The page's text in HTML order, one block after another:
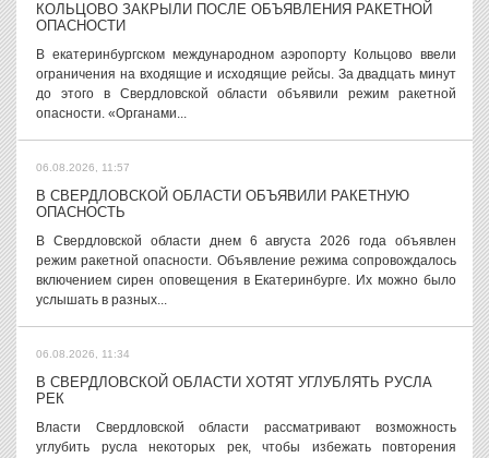
КОЛЬЦОВО ЗАКРЫЛИ ПОСЛЕ ОБЪЯВЛЕНИЯ РАКЕТНОЙ
ОПАСНОСТИ
В екатеринбургском международном аэропорту Кольцово ввели
ограничения на входящие и исходящие рейсы. За двадцать минут
до этого в Свердловской области объявили режим ракетной
опасности. «Органами...
06.08.2026, 11:57
В СВЕРДЛОВСКОЙ ОБЛАСТИ ОБЪЯВИЛИ РАКЕТНУЮ
ОПАСНОСТЬ
В Свердловской области днем 6 августа 2026 года объявлен
режим ракетной опасности. Объявление режима сопровождалось
включением сирен оповещения в Екатеринбурге. Их можно было
услышать в разных...
06.08.2026, 11:34
В СВЕРДЛОВСКОЙ ОБЛАСТИ ХОТЯТ УГЛУБЛЯТЬ РУСЛА
РЕК
Власти Свердловской области рассматривают возможность
углубить русла некоторых рек, чтобы избежать повторения